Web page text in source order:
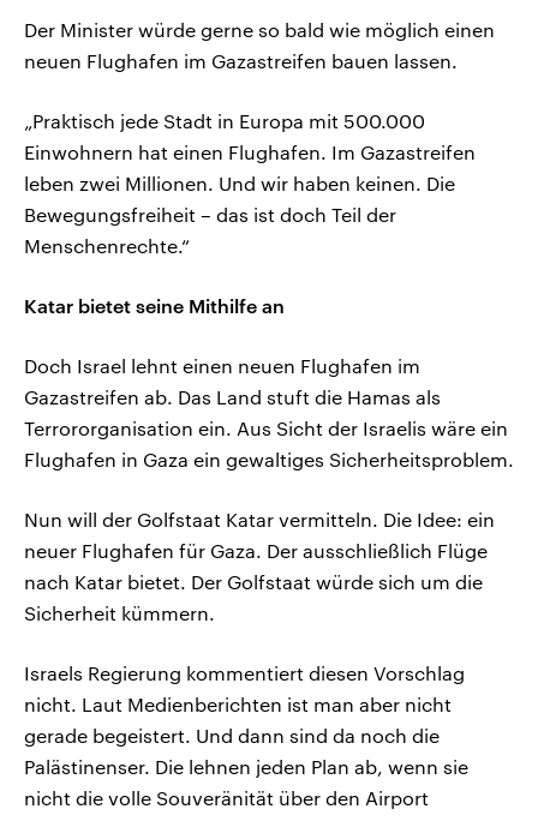
Der Minister würde gerne so bald wie möglich einen
neuen Flughafen im Gazastreifen bauen lassen.
„Praktisch jede Stadt in Europa mit 500.000
Einwohnern hat einen Flughafen. Im Gazastreifen
leben zwei Millionen. Und wir haben keinen. Die
Bewegungsfreiheit – das ist doch Teil der
Menschenrechte.“
Katar bietet seine Mithilfe an
Doch Israel lehnt einen neuen Flughafen im
Gazastreifen ab. Das Land stuft die Hamas als
Terrororganisation ein. Aus Sicht der Israelis wäre ein
Flughafen in Gaza ein gewaltiges Sicherheitsproblem.
Nun will der Golfstaat Katar vermitteln. Die Idee: ein
neuer Flughafen für Gaza. Der ausschließlich Flüge
nach Katar bietet. Der Golfstaat würde sich um die
Sicherheit kümmern.
Israels Regierung kommentiert diesen Vorschlag
nicht. Laut Medienberichten ist man aber nicht
gerade begeistert. Und dann sind da noch die
Palästinenser. Die lehnen jeden Plan ab, wenn sie
nicht die volle Souveränität über den Airport